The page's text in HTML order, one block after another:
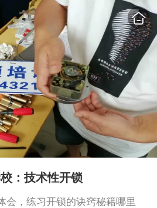
：技术性开锁
会，练习开锁的诀窍秘籍哪里